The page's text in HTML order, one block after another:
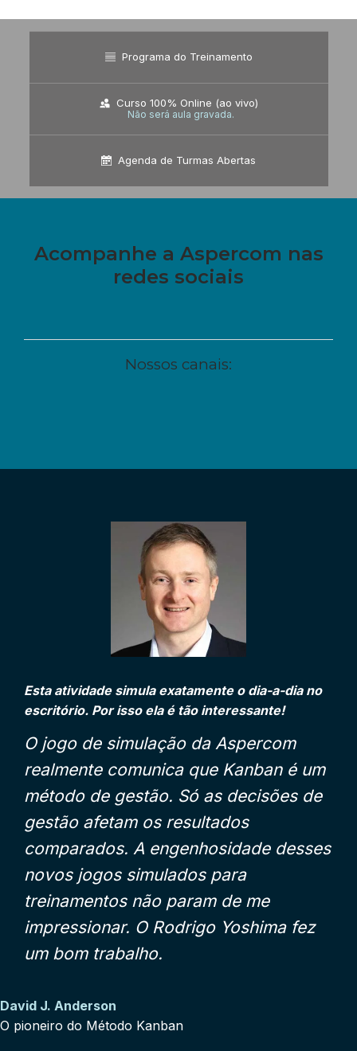
Programa do Treinamento
Curso 100% Online (ao vivo)
Não será aula gravada.
Agenda de Turmas Abertas
Acompanhe a Aspercom nas
redes sociais
Nossos canais:
Esta atividade simula exatamente o dia-a-dia no
escritório. Por isso ela é tão interessante!
O jogo de simulação da Aspercom
realmente comunica que Kanban é um
método de gestão. Só as decisões de
gestão afetam os resultados
comparados. A engenhosidade desses
novos jogos simulados para
treinamentos não param de me
impressionar. O Rodrigo Yoshima fez
um bom trabalho.
David J. Anderson
O pioneiro do Método Kanban